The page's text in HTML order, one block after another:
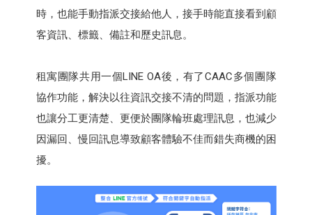
時，也能手動指派交接給他人，接手時能直接看到顧
客資訊、標籤、備註和歷史訊息。
租寓團隊共用一個LINE OA後，有了CAAC多個團隊
協作功能，解決以往資訊交接不清的問題，指派功能
也讓分工更清楚、更便於團隊輪班處理訊息，也減少
因漏回、慢回訊息導致顧客體驗不佳而錯失商機的困
擾。